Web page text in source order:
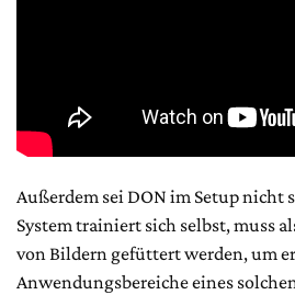
Außerdem sei DON im Setup nicht
System trainiert sich selbst, muss
von Bildern gefüttert werden, um
Anwendungsbereiche eines